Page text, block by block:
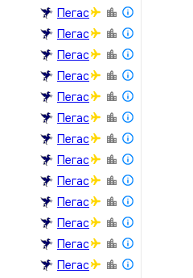
Пегас
Пегас
Пегас
Пегас
Пегас
Пегас
Пегас
Пегас
Пегас
Пегас
Пегас
Пегас
Пегас